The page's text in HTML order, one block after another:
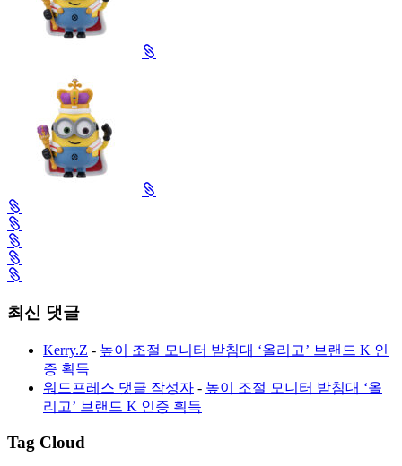
최신 댓글
Kerry.Z - 높이 조절 모니터 받침대 ‘올리고’ 브랜드 K 인
증 획득
워드프레스 댓글 작성자 - 높이 조절 모니터 받침대 ‘올
리고’ 브랜드 K 인증 획득
Tag Cloud